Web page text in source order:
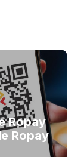
Ropay
Ropay